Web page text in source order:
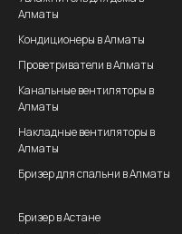
Алматы
Кондиционеры в Алматы
Проветриватели в Алматы
Канальные вентиляторы в
Алматы
Накладные вентиляторы в
Алматы
Бризер для спальни в Алматы
Бризер в Астане